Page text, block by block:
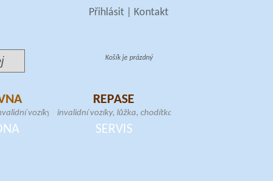
Kontakt
Přihlásit|
Košík je prázdný
vozíky, toaletní
samostojné
REPASE
invalidní vozíky, lůžka, chodítka, toaletní
křesla, zvedáky, samostojné hrazdy,
schodolezy, elektrické skútry
SERVIS